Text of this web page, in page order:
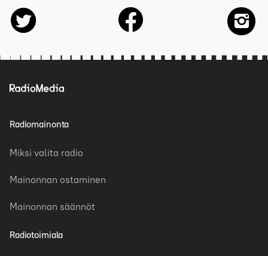
twitter facebook
Radiomainonta
Miksi valita radio
Mainonnan ostaminen
Mainonnan säännöt
Radiotoimiala